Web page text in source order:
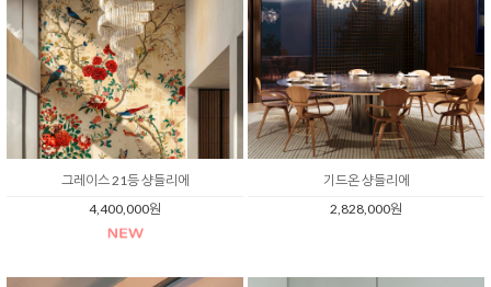
그레이스 21등 샹들리에
4,400,000원
기드온 샹들리에
2,828,000원